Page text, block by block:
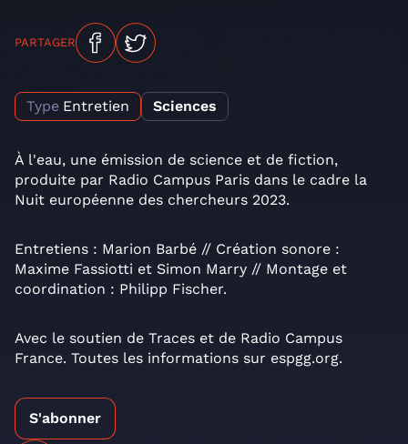
PARTAGER
Type Entretien Sciences
À l'eau, une émission de science et de fiction,
produite par Radio Campus Paris dans le cadre la
Nuit européenne des chercheurs 2023.
Entretiens : Marion Barbé // Création sonore :
Maxime Fassiotti et Simon Marry // Montage et
coordination : Philipp Fischer.
Avec le soutien de Traces et de Radio Campus
France. Toutes les informations sur espgg.org.
S'abonner